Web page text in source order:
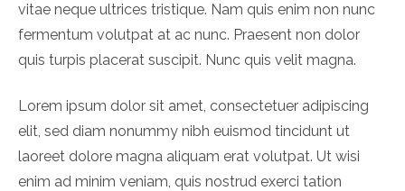
vitae neque ultrices tristique. Nam quis enim non nunc
fermentum volutpat at ac nunc. Praesent non dolor
quis turpis placerat suscipit. Nunc quis velit magna.
Lorem ipsum dolor sit amet, consectetuer adipiscing
elit, sed diam nonummy nibh euismod tincidunt ut
laoreet dolore magna aliquam erat volutpat. Ut wisi
enim ad minim veniam, quis nostrud exerci tation